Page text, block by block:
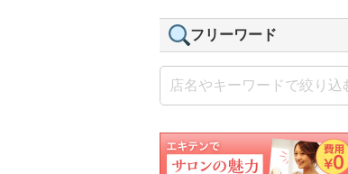
フリーワード